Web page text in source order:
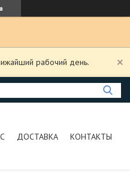
рабочий день.
ДОСТАВКА КОНТАКТЫ